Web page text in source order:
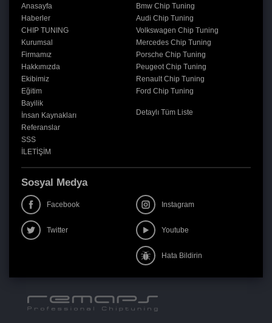
Anasayfa
Haberler
CHIP TUNING
Kurumsal
Firmamız
Hakkımızda
Ekibimiz
Eğitim
Bayilik
İnsan Kaynakları
Referanslar
SSS
İLETİŞİM
Bmw Chip Tuning
Audi Chip Tuning
Volkswagen Chip Tuning
Mercedes Chip Tuning
Porsche Chip Tuning
Peugeot Chip Tuning
Renault Chip Tuning
Ford Chip Tuning
Detaylı Tüm Liste
Sosyal Medya
Facebook Instagram
Twitter Youtube
Hata Bildirin